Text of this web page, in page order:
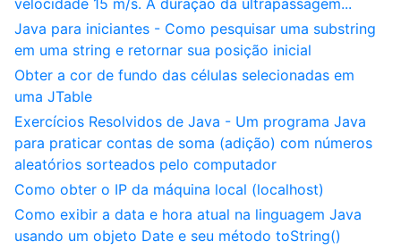
velocidade 15 m/s. A duração da ultrapassagem...
Java para iniciantes - Como pesquisar uma substring
em uma string e retornar sua posição inicial
Obter a cor de fundo das células selecionadas em
uma JTable
Exercícios Resolvidos de Java - Um programa Java
para praticar contas de soma (adição) com números
aleatórios sorteados pelo computador
Como obter o IP da máquina local (localhost)
Como exibir a data e hora atual na linguagem Java
usando um objeto Date e seu método toString()